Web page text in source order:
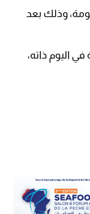
وذلك بعد
اليوم ذاته،